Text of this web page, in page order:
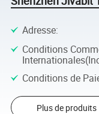
Adresse:
Conditions
Conditions de
Plus de produits